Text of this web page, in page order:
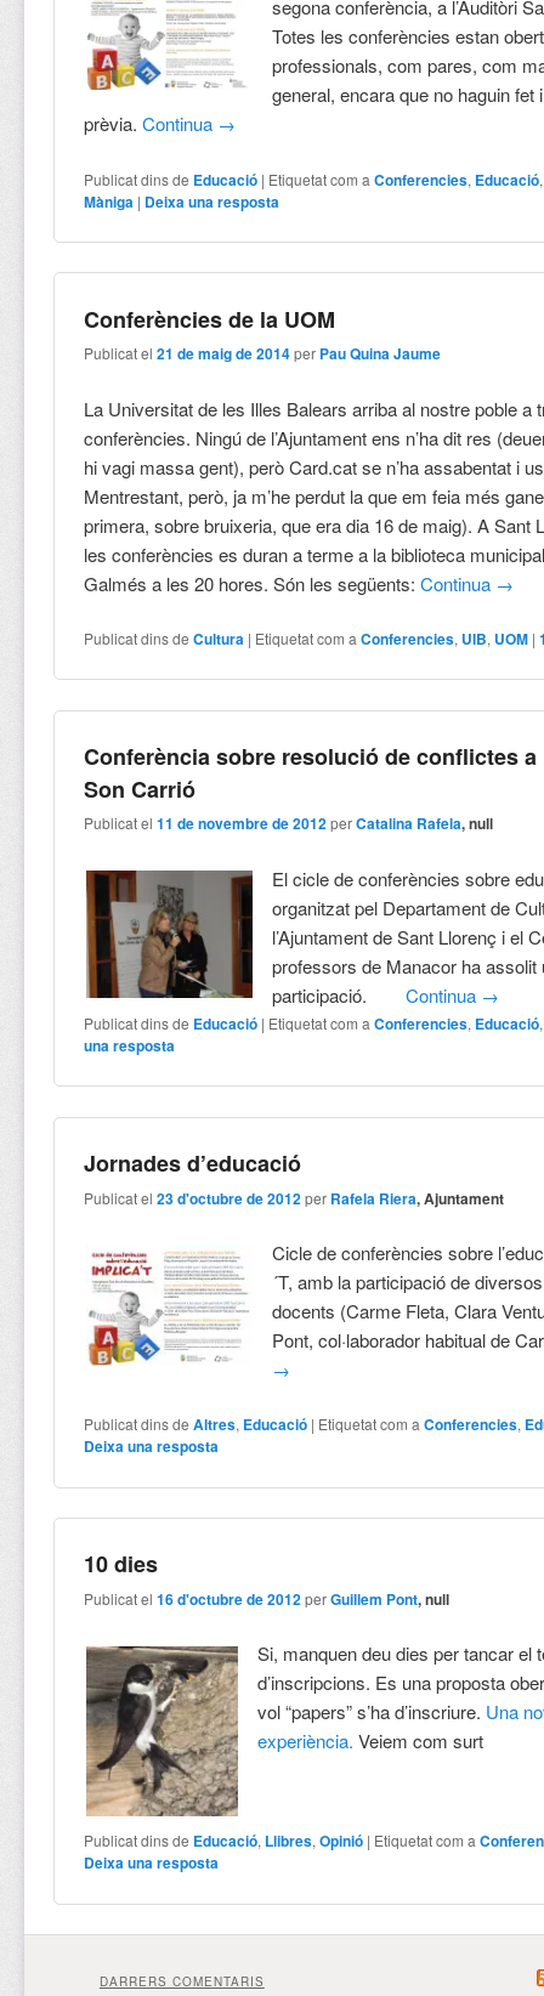
segona conferència, a l’Auditòri
Totes les conferències estan
professionals, com pares, com
general, encara que no haguin fet
prèvia.Continua →
Publicat dins de Educació | Etiquetat com a Conferencies, Educació
Màniga | Deixa una resposta
Conferències de la UOM
Publicat el21 de maig de 2014 per Pau Quina Jaume
La Universitat de les Illes Balears arriba al nostre poble a
conferències. Ningú de l’Ajuntament ens n’ha dit res
hi vagi massa gent), però Card.cat se n’ha assabentat i
Mentrestant, però, ja m’he perdut la que em feia més
primera, sobre bruixeria, que era dia 16 de maig). A Sant
les conferències es duran a terme a la biblioteca
Galmés a les 20 hores. Són les següents:Continua →
Publicat dins de Cultura | Etiquetat com a Conferencies, UIB, UOM |
Conferència sobre resolució de conflictes a
Son Carrió
Publicat el11 de novembre de 2012 perCatalina Rafela, null
El cicle de conferències sobre
organitzat pel Departament de
l’Ajuntament de Sant Llorenç i el
professors de Manacor ha assolit
participació.Continua →
Publicat dins de Educació | Etiquetat com a Conferencies, Educació
una resposta
Jornades d’educació
Publicat el23 d'octubre de 2012 per Rafela Riera, Ajuntament
Cicle de conferències sobre
´T, amb la participació de
docents (Carme Fleta, Clara
Pont, col·laborador habitual de
→
Publicat dins de Altres, Educació | Etiquetat com a Conferencies,
Deixa una resposta
10 dies
Publicat el16 d'octubre de 2012 perGuillem Pont, null
Si, manquen deu dies per tancar el
d’inscripcions. Es una proposta
vol “papers” s’ha d’inscriure. Una
experiència. Veiem com surt
Publicat dins de Educació, Llibres,Opinió | Etiquetat com a
Deixa una resposta
DARRERS COMENTARIS